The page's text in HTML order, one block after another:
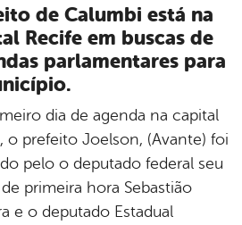
de Calumbi está na
Recife em buscas de
parlamentares para
dia de agenda na capital
o prefeito Joelson, (Avante) foi
pelo o deputado federal seu
primeira hora Sebastião
e o deputado Estadual